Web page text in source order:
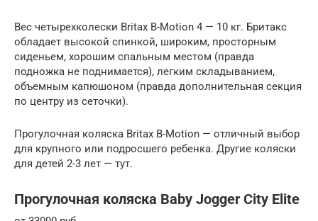
Вес четырехколески Britax B-Motion 4 — 10 кг. Бритакс
обладает высокой спинкой, широким, просторным
сиденьем, хорошим спальным местом (правда
подножка не поднимается), легким складыванием,
объемным капюшоном (правда дополнительная секция
по центру из сеточки).
Прогулочная коляска Britax B-Motion — отличный выбор
для крупного или подросшего ребенка. Другие коляски
для детей 2-3 лет — тут.
Прогулочная коляска Baby Jogger City Elite